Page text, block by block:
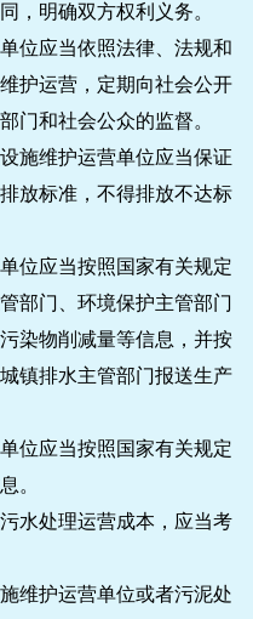
，明确双方权利义务。
应当依照法律、法规和
护运营，定期向社会公开
门和社会公众的监督。
施维护运营单位应当保证
放标准，不得排放不达标
应当按照国家有关规定
部门、环境保护主管部门
染物削减量等信息，并按
镇排水主管部门报送生产
应当按照国家有关规定
。
处理运营成本，应当考
维护运营单位或者污泥处